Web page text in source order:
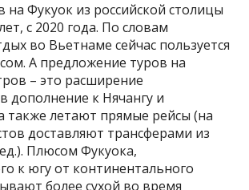
на Фукуок из российской столицы
с 2020 года. По словам
во Вьетнаме сейчас пользуется
А предложение туров на
– это расширение
дополнение к Нячангу и
также летают прямые рейсы (на
доставляют трансферами из
Плюсом Фукуока,
к югу от континентального
более сухой во время